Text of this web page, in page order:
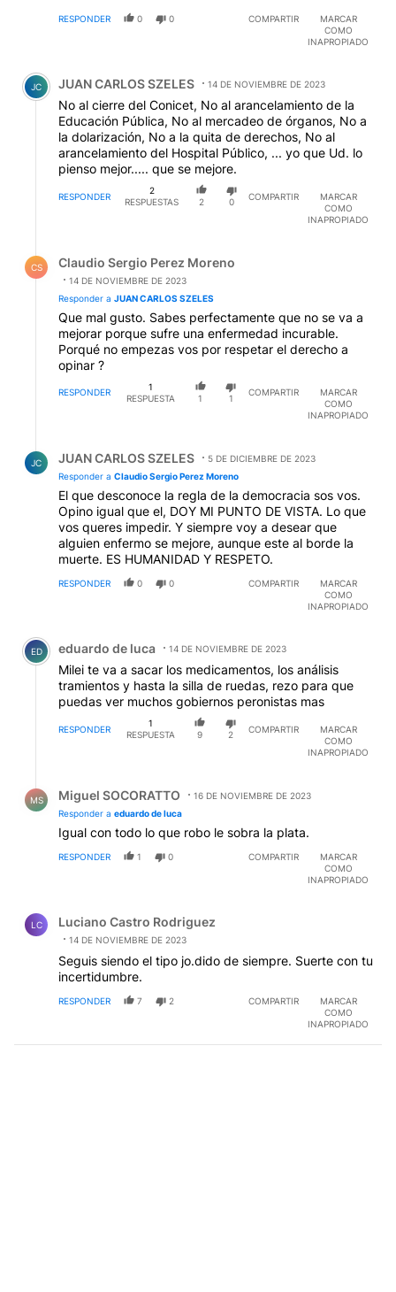
democratica? Dense cuenta de la postura aberrante
que estan tomando. Asumen que Milei es un dictador
RESPONDER 0 0 COMPARTIR
MARCAR
COMO
INAPROPIADO
Comentario de JUAN CARLOS SZELES.
JC JUAN CARLOS SZELES 14 DE NOVIEMBRE DE 2023
No al cierre del Conicet, No al arancelamiento de la
Educación Pública, No al mercadeo de órganos, No a
la dolarización, No a la quita de derechos, No al
arancelamiento del Hospital Público, ... yo que Ud. lo
pienso mejor..... que se mejore.
RESPONDER
2
RESPUESTAS
2 0
COMPARTIR
MARCAR
COMO
INAPROPIADO
CS Claudio Sergio Perez Moreno
14 DE NOVIEMBRE DE 2023
Responder a JUAN CARLOS SZELES
Que mal gusto. Sabes perfectamente que no se va a
mejorar porque sufre una enfermedad incurable.
Porqué no empezas vos por respetar el derecho a
opinar ?
RESPONDER
1
RESPUESTA
1 1
COMPARTIR
MARCAR
COMO
INAPROPIADO
JC JUAN CARLOS SZELES
5 DE DICIEMBRE DE 2023
Responder a Claudio Sergio Perez Moreno
El que desconoce la regla de la democracia sos vos.
Opino igual que el, DOY MI PUNTO DE VISTA. Lo que
vos queres impedir. Y siempre voy a desear que
alguien enfermo se mejore, aunque este al borde la
muerte. ES HUMANIDAD Y RESPETO.
RESPONDER 0 0 COMPARTIR
MARCAR
COMO
INAPROPIADO
Comentario de eduardo de luca.
ED eduardo de luca 14 DE NOVIEMBRE DE 2023
Milei te va a sacar los medicamentos, los análisis
tramientos y hasta la silla de ruedas, rezo para que
puedas ver muchos gobiernos peronistas mas
RESPONDER
1
RESPUESTA
9 2
COMPARTIR
MARCAR
COMO
INAPROPIADO
MS Miguel SOCORATTO
16 DE NOVIEMBRE DE 2023
Responder a eduardo de luca
Igual con todo lo que robo le sobra la plata.
RESPONDER 1 0 COMPARTIR
MARCAR
COMO
INAPROPIADO
LC Luciano Castro Rodriguez
14 DE NOVIEMBRE DE 2023
Seguis siendo el tipo jo.dido de siempre. Suerte con tu
incertidumbre.
RESPONDER 7 2 COMPARTIR
MARCAR
COMO
INAPROPIADO